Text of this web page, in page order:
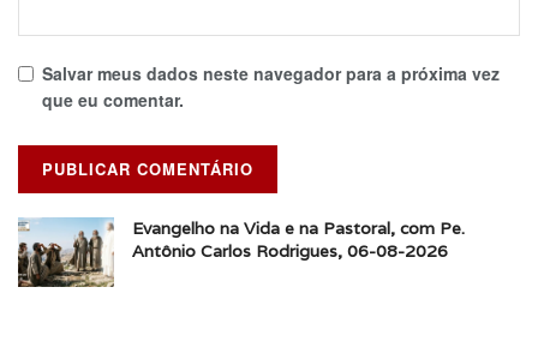
Salvar meus dados neste navegador para a próxima vez
que eu comentar.
Evangelho na Vida e na Pastoral, com Pe.
Antônio Carlos Rodrigues, 06-08-2026